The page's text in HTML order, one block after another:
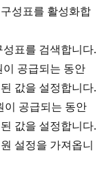
성표를 활성화합
표를 검색합니다.
공급되는 동안
값을 설정합니다.
이 공급되는 동안
값을 설정합니다.
설정을 가져옵니